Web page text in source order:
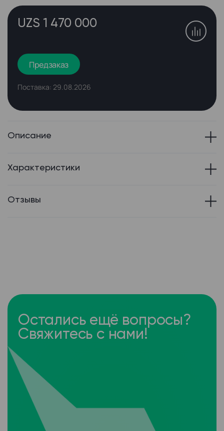
Описание
Характеристики
Отзывы
UZS 1 470 000
Предзаказ
Поставка: 29.08.2026
Остались ещё вопросы?
Свяжитесь с нами!